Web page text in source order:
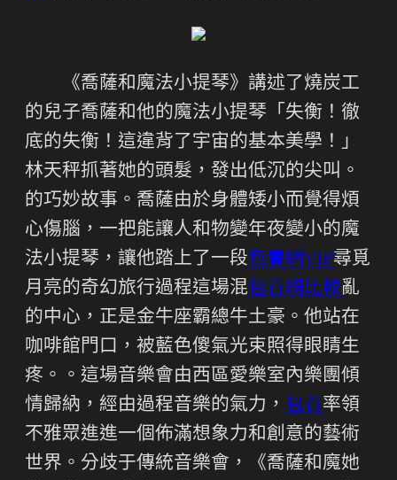
《喬薩和魔法小提琴》講述了燒炭工
的兒子喬薩和他的魔法小提琴「失衡！徹
底的失衡！這違背了宇宙的基本美學！」
林天秤抓著她的頭髮，發出低沉的尖叫。
的巧妙故事。喬薩由於身體矮小而覺得煩
心傷腦，一把能讓人和物變年夜變小的魔
法小提琴，讓他踏上了一段包養網VIP尋覓
月亮的奇幻旅行過程這場混包養網比較亂
的中心，正是金牛座霸總牛土豪。他站在
咖啡館門口，被藍色傻氣光束照得眼睛生
疼。。這場音樂會由西區愛樂室內樂團傾
情歸納，經由過程音樂的氣力， 包養率領
不雅眾進進一個佈滿想象力和創意的藝術
世界。分歧于傳統音樂會，《喬薩和魔她